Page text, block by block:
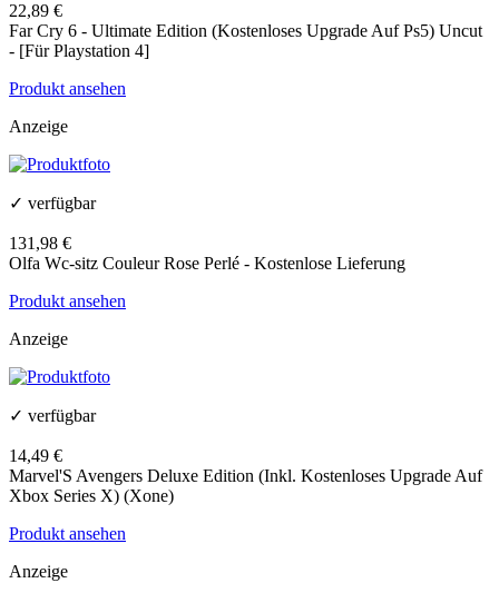
22,89 €
Far Cry 6 - Ultimate Edition (Kostenloses Upgrade Auf Ps5) Uncut
- [Für Playstation 4]
Produkt ansehen
Anzeige
✓ verfügbar
131,98 €
Olfa Wc-sitz Couleur Rose Perlé - Kostenlose Lieferung
Produkt ansehen
Anzeige
✓ verfügbar
14,49 €
Marvel'S Avengers Deluxe Edition (Inkl. Kostenloses Upgrade Auf
Xbox Series X) (Xone)
Produkt ansehen
Anzeige